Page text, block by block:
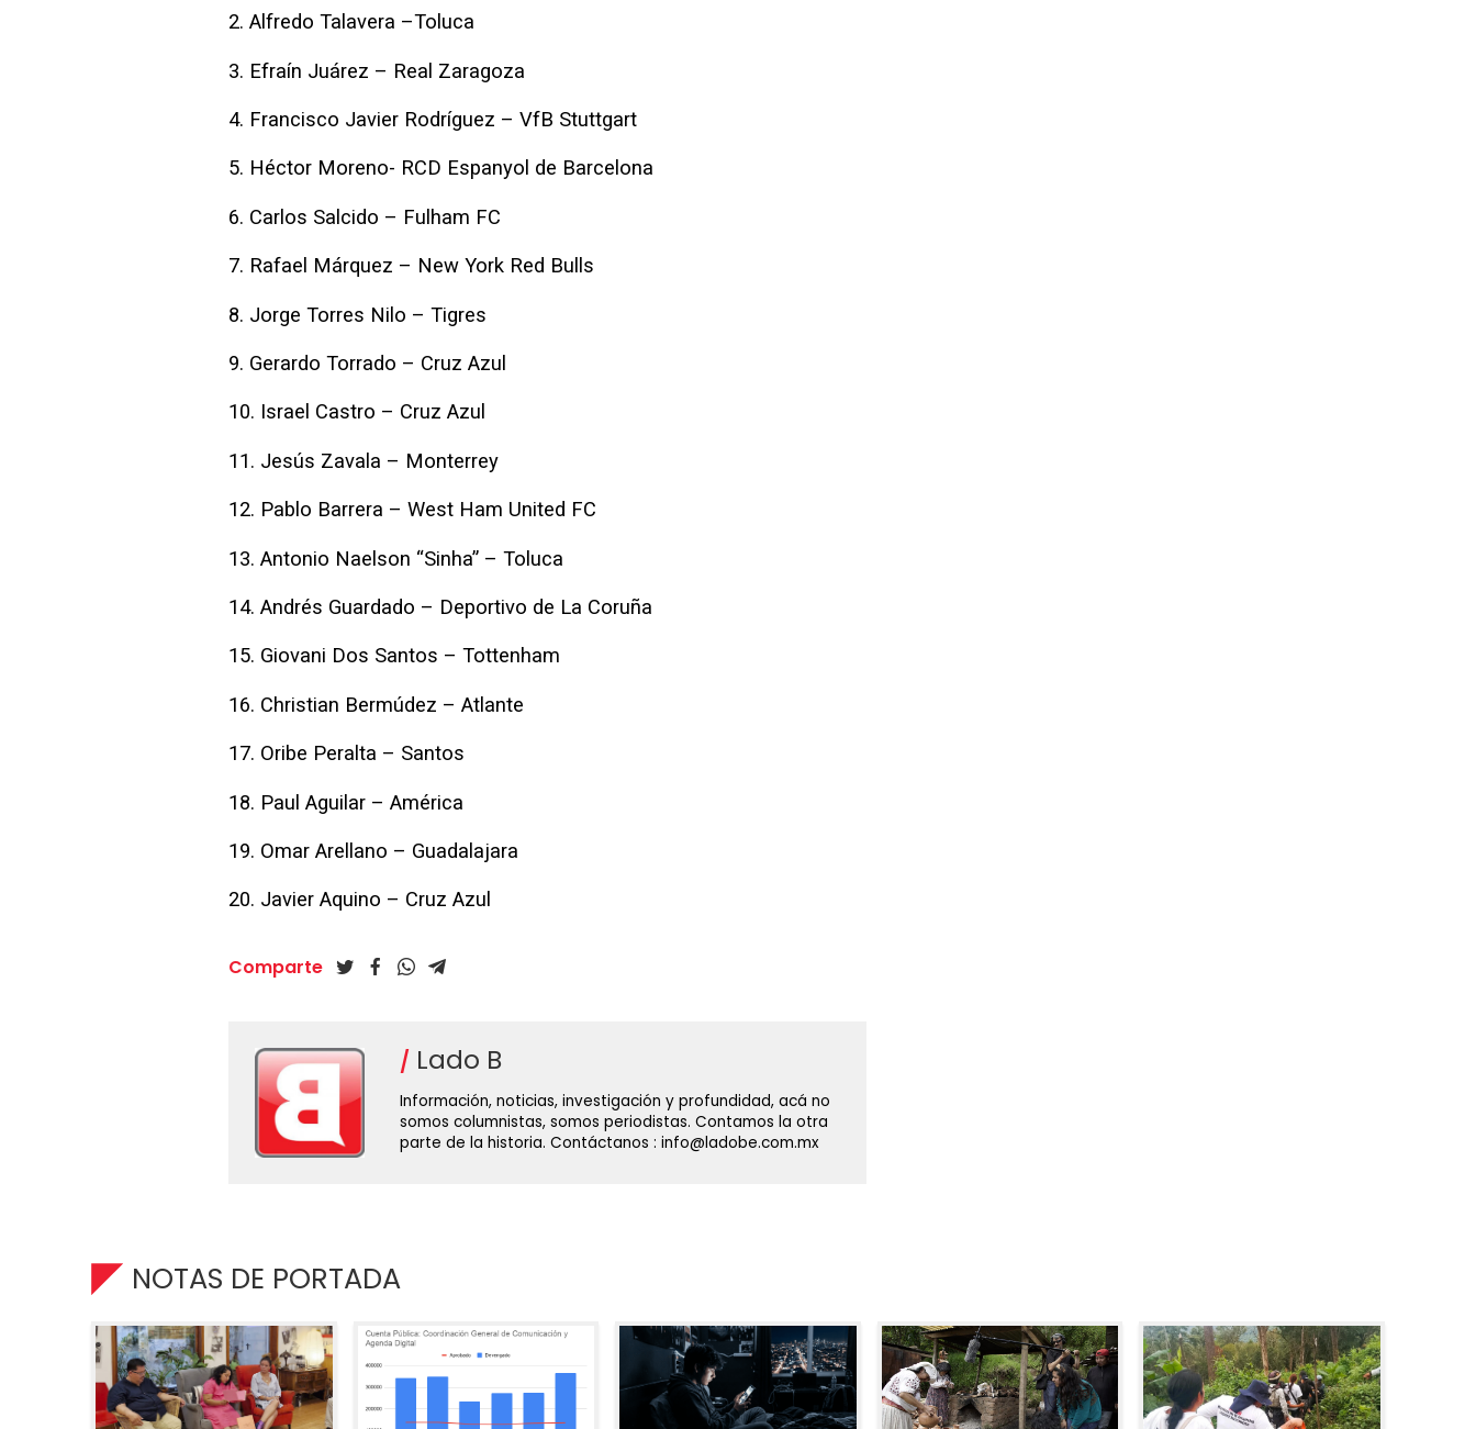
2. Alfredo Talavera –Toluca
3. Efraín Juárez – Real Zaragoza
4. Francisco Javier Rodríguez – VfB Stuttgart
5. Héctor Moreno- RCD Espanyol de Barcelona
6. Carlos Salcido – Fulham FC
7. Rafael Márquez – New York Red Bulls
8. Jorge Torres Nilo – Tigres
9. Gerardo Torrado – Cruz Azul
10. Israel Castro – Cruz Azul
11. Jesús Zavala – Monterrey
12. Pablo Barrera – West Ham United FC
13. Antonio Naelson “Sinha” – Toluca
14. Andrés Guardado – Deportivo de La Coruña
15. Giovani Dos Santos – Tottenham
16. Christian Bermúdez – Atlante
17. Oribe Peralta – Santos
18. Paul Aguilar – América
19. Omar Arellano – Guadalajara
20. Javier Aquino – Cruz Azul
Comparte
Lado B
Información, noticias, investigación y profundidad, acá no
somos columnistas, somos periodistas. Contamos la otra
parte de la historia. Contáctanos : info@ladobe.com.mx
NOTAS DE PORTADA